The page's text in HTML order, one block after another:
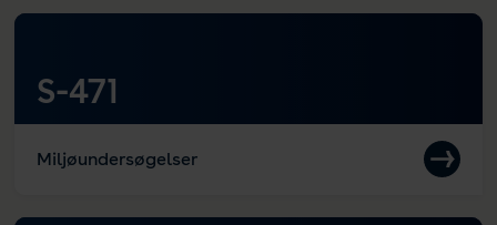
S-471
Miljøundersøgelser